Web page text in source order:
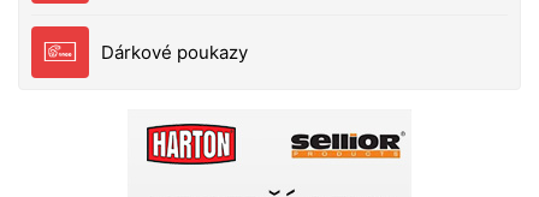
Dárkové poukazy